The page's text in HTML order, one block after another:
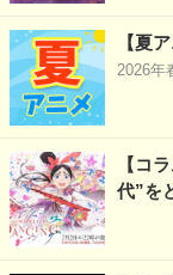
【夏
2026年
【コ
代”を